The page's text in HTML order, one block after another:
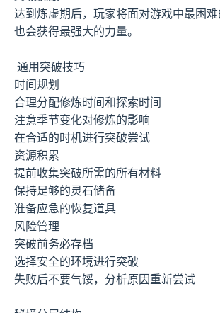
达到炼虚期后，玩家将面对游戏中最困
也会获得最强大的力量。
通用突破技巧
时间规划
合理分配修炼时间和探索时间
注意季节变化对修炼的影响
在合适的时机进行突破尝试
资源积累
提前收集突破所需的所有材料
保持足够的灵石储备
准备应急的恢复道具
风险管理
突破前务必存档
选择安全的环境进行突破
失败后不要气馁，分析原因重新尝试